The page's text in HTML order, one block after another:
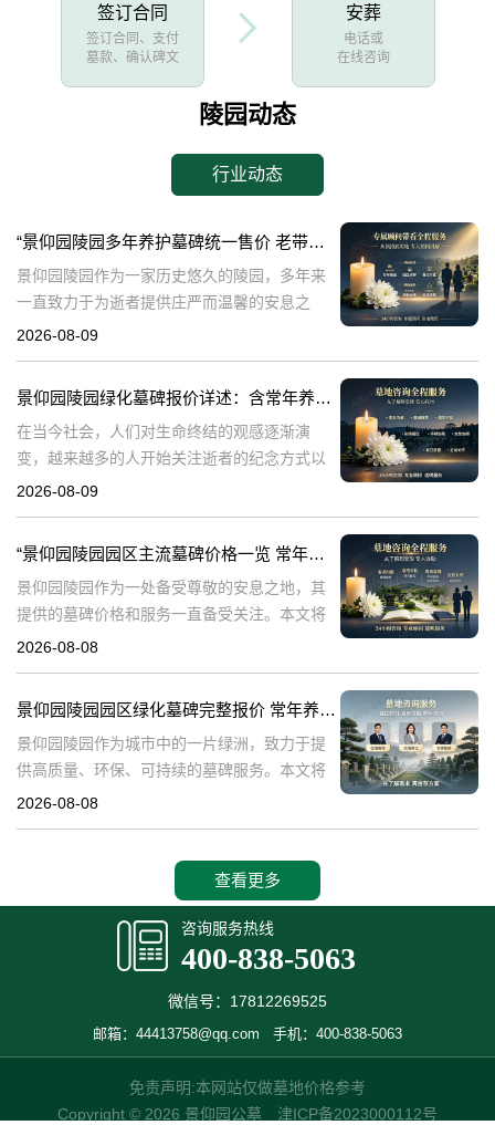
签订合同
签订合同、支付
墓款、确认碑文
安葬
电话或
在线咨询
陵园动态
行业动态
“景仰园陵园多年养护墓碑统一售价 老带新双方共享优惠 详解与福利”
景仰园陵园作为一家历史悠久的陵园，多年来
一直致力于为逝者提供庄严而温馨的安息之
地。在众多陵园中，景仰园陵园以其独特的服
售
2026-08-09
景仰园陵园绿化墓碑报价详述：含常年养护，无额外费用
在当今社会，人们对生命终结的观感逐渐演
变，越来越多的人开始关注逝者的纪念方式以
及陵园的环境品质。景仰园陵园，作为专业的
区
2026-08-09
“景仰园陵园园区主流墓碑价格一览 常年保洁养护随单赠送 专属优惠活动解析”
景仰园陵园作为一处备受尊敬的安息之地，其
提供的墓碑价格和服务一直备受关注。本文将
深入探讨景仰园陵园园区主流墓碑的价格体
尽
2026-08-08
景仰园陵园园区绿化墓碑完整报价 常年养护不收取额外费用详解与专属优惠活动介绍
景仰园陵园作为城市中的一片绿洲，致力于提
供高质量、环保、可持续的墓碑服务。本文将
详细解析景仰园陵园园区绿化墓碑的完整报
2026-08-08
查看更多
咨询服务热线
400-838-5063
微信号：17812269525
邮箱：44413758@qq.com 手机：400-838-5063
免责声明:本网站仅做墓地价格参考
Copyright © 2026 景仰园公墓 津ICP备2023000112号